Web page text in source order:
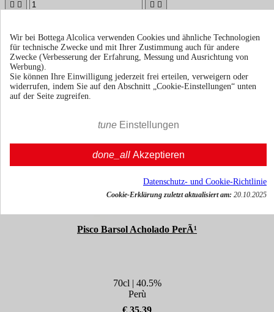
   
Pisco Barsol Acholado PerÃ¹
70cl | 40.5%
Perù
Wir bei Bottega Alcolica verwenden Cookies und ähnliche Technologien
für technische Zwecke und mit Ihrer Zustimmung auch für andere
Zwecke (Verbesserung der Erfahrung, Messung und Ausrichtung von
Werbung).
Sie können Ihre Einwilligung jederzeit frei erteilen, verweigern oder
widerrufen, indem Sie auf den Abschnitt „Cookie-Einstellungen“ unten
auf der Seite zugreifen.
tune Einstellungen
done_all Akzeptieren
Datenschutz- und Cookie-Richtlinie
Cookie-Erklärung zuletzt aktualisiert am: 20.10.2025